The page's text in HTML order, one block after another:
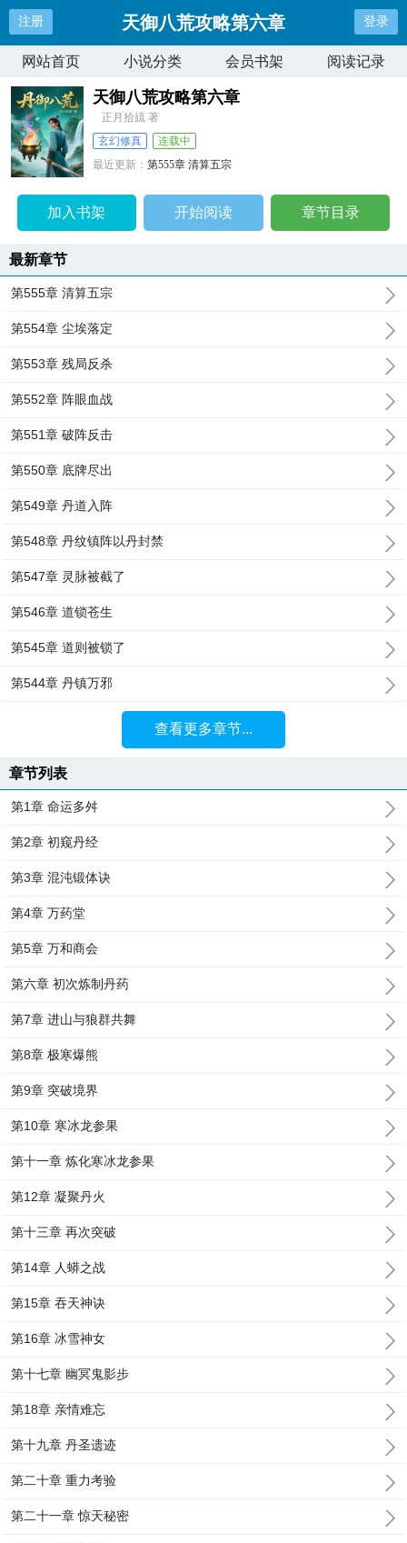
注册 天御八荒攻略第六章 登录
网站首页 小说分类 会员书架 阅读记录
天御八荒攻略第六章
正月拾旈 著
玄幻修真
连载中
最近更新：第555章 清算五宗
加入书架 开始阅读 章节目录
最新章节
第555章 清算五宗
第554章 尘埃落定
第553章 残局反杀
第552章 阵眼血战
第551章 破阵反击
第550章 底牌尽出
第549章 丹道入阵
第548章 丹纹镇阵以丹封禁
第547章 灵脉被截了
第546章 道锁苍生
第545章 道则被锁了
第544章 丹镇万邪
查看更多章节...
章节列表
第1章 命运多舛
第2章 初窥丹经
第3章 混沌锻体诀
第4章 万药堂
第5章 万和商会
第六章 初次炼制丹药
第7章 进山与狼群共舞
第8章 极寒爆熊
第9章 突破境界
第10章 寒冰龙参果
第十一章 炼化寒冰龙参果
第12章 凝聚丹火
第十三章 再次突破
第14章 人蟒之战
第15章 吞天神诀
第16章 冰雪神女
第十七章 幽冥鬼影步
第18章 亲情难忘
第十九章 丹圣遗迹
第二十章 重力考验
第二十一章 惊天秘密